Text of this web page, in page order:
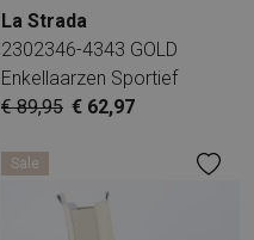
La Strada
2302346-4343 GOLD
Enkellaarzen Sportief
€ 89,95 € 62,97
Sale